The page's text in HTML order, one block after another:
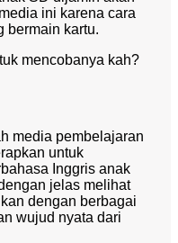
ini karena cara
bermain kartu.
mencobanya kah?
media pembelajaran
untuk
Inggris anak
jelas melihat
dengan berbagai
wujud nyata dari